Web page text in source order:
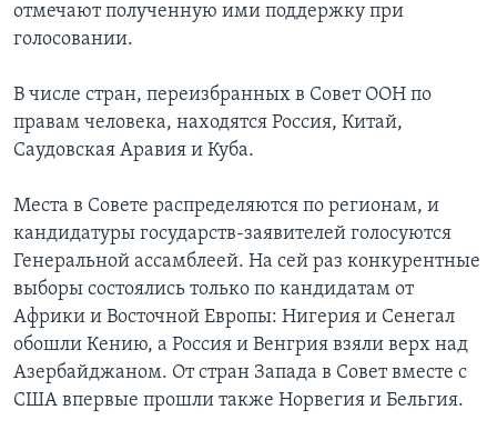
отмечают полученную ими поддержку при
голосовании.
В числе стран, переизбранных в Совет ООН по
правам человека, находятся Россия, Китай,
Саудовская Аравия и Куба.
Места в Совете распределяются по регионам, и
кандидатуры государств-заявителей голосуются
Генеральной ассамблеей. На сей раз конкурентные
выборы состоялись только по кандидатам от
Африки и Восточной Европы: Нигерия и Сенегал
обошли Кению, а Россия и Венгрия взяли верх над
Азербайджаном. От стран Запада в Совет вместе с
США впервые прошли также Норвегия и Бельгия.